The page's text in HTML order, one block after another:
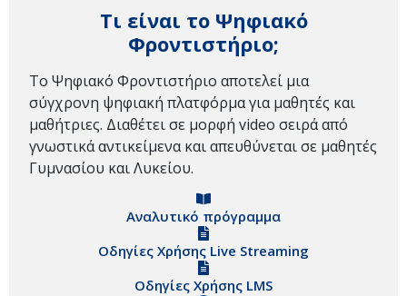
Τι είναι το Ψηφιακό
Φροντιστήριο;
Το Ψηφιακό Φροντιστήριο αποτελεί μια
σύγχρονη ψηφιακή πλατφόρμα για μαθητές και
μαθήτριες. Διαθέτει σε μορφή video σειρά από
γνωστικά αντικείμενα και απευθύνεται σε μαθητές
Γυμνασίου και Λυκείου.
Αναλυτικό πρόγραμμα
Οδηγίες Χρήσης Live Streaming
Οδηγίες Χρήσης LMS